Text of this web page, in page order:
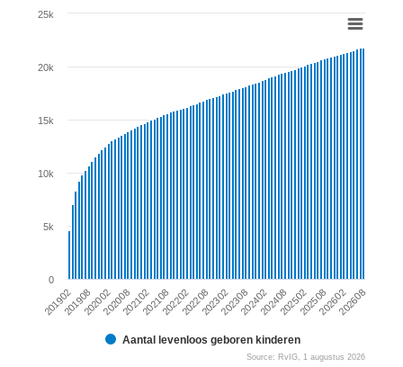
The chart has 1 X axis displaying categories.
The chart has 1 Y axis displaying values. Data ranges from
Aantal levenloos geboren kinderen
201902 202108 202402 202608
201908202002202008202102 202202202208202302202308 202408202502202508202602
0
5k
10k
15k
20k
25k
Source: RvIG, 1 augustus 2026